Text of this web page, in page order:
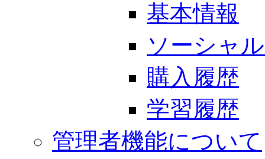
基本情報
ソーシャ
購入履歴
学習履歴
管理者機能について